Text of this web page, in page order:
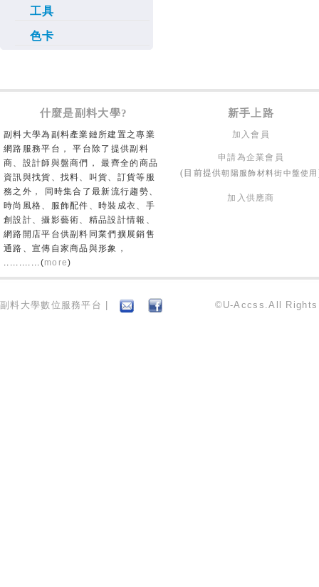
工具
色卡
什麼是副料大學? 新手上路
副料大學為副料產業鏈所建置之專業
網路服務平台， 平台除了提供副料
商、設計師與盤商們， 最齊全的商品
資訊與找貨、找料、叫貨、訂貨等服
務之外， 同時集合了最新流行趨勢、
時尚風格、服飾配件、時裝成衣、手
創設計、攝影藝術、精品設計情報、
網路開店平台供副料同業們擴展銷售
通路、宣傳自家商品與形象，
............(more)
加入會員
申請為企業會員
(目前提供朝陽服飾材料街中盤使用
加入供應商
副料大學數位服務平台 | ©U-Accss.All Rights